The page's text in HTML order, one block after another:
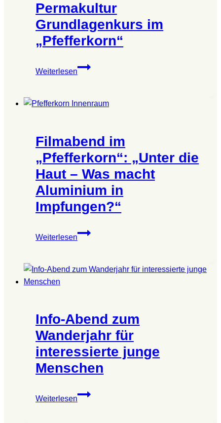
Wald
Permakultur
Grundlagenkurs im
„Pfefferkorn“
Weiterlesen
Permakultur
„Pfefferkorn“
Filmabend im
„Pfefferkorn“: „Unter die
Haut – Was macht
Aluminium in
Impfungen?“
Weiterlesen
Filmabend
„Unter
Was
macht
Aluminium
in
Impfungen?“
Info-Abend zum
Wanderjahr für
interessierte junge
Menschen
Weiterlesen
Info-